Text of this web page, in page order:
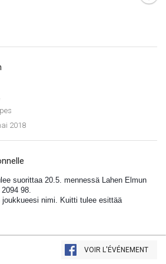
la liste
2018
suorittaa 20.5. mennessä Lahen Elmun
98.
nimi. Kuitti tulee esittää
VOIR L'ÉVÉNEMENT
tchèque
Finnish Championship